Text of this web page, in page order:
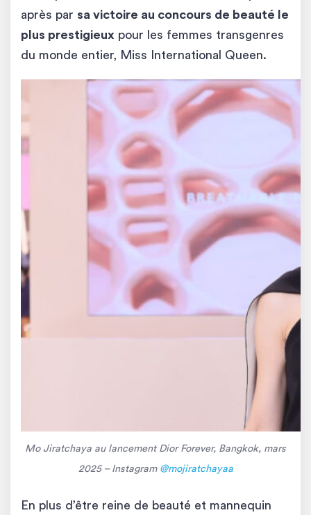
après par sa victoire au concours de beauté le
plus prestigieux pour les femmes transgenres
du monde entier, Miss International Queen.
Mo Jiratchaya au lancement Dior Forever, Bangkok, mars
2025 – Instagram @mojiratchayaa
En plus d’être reine de beauté et mannequin